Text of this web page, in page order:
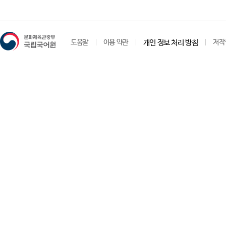
도움말 이용 약관 개인 정보 처리 방침 저